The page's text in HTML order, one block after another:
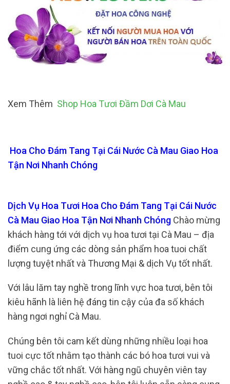
Xem Thêm Shop Hoa Tươi Đầm Dơi Cà Mau
Hoa Cho Đám Tang Tại Cái Nước Cà Mau Giao Hoa
Tận Nơi Nhanh Chóng
Dịch Vụ Hoa Tươi Hoa Cho Đám Tang Tại Cái Nước
Cà Mau Giao Hoa Tận Nơi Nhanh Chóng Chào mừng
khách hàng tới với dịch vụ hoa tươi tại Cà Mau – địa
điểm cung ứng các dòng sản phẩm hoa tuoi chất
lượng tuyệt nhất và Thương Mại & dịch Vụ tốt nhất.
Với lâu lăm tay nghề trong lĩnh vực hoa tươi, bên tôi
kiêu hãnh là liên hệ đáng tin cậy của đa số khách
hàng ngơi nghỉ Cà Mau.
Chúng bên tôi cam kết dùng những nhiều loại hoa
tuoi cực tốt nhằm tạo thành các bó hoa tươi vui và
vững chắc tốt nhất. Với hàng ngũ chuyên viên tay